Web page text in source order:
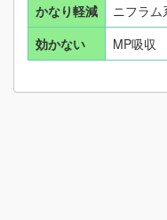
かなり軽減
ニフラ
効かない
MP吸収